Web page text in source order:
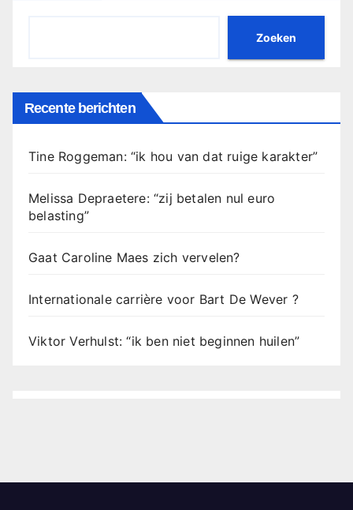
Zoeken
Recente berichten
Tine Roggeman: “ik hou van dat ruige karakter”
Melissa Depraetere: “zij betalen nul euro
belasting”
Gaat Caroline Maes zich vervelen?
Internationale carrière voor Bart De Wever ?
Viktor Verhulst: “ik ben niet beginnen huilen”